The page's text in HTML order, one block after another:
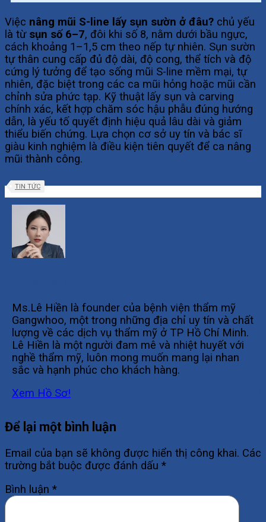
Việc nâng mũi S-line lấy sụn sườn ở đâu? chủ yếu
là từ sụn số 6–7, đôi khi số 8, nằm dưới bầu ngực,
cách khoảng 1–1,5 cm theo nếp tự nhiên. Sụn sườn
tự thân cung cấp đủ độ dài, độ cong, thể tích và độ
cứng lý tưởng để tạo sống mũi S-line mềm mại, tự
nhiên, đặc biệt trong các ca mũi hỏng hoặc mũi cần
chỉnh sửa phức tạp. Kỹ thuật lấy sụn và carving
chính xác, kết hợp chăm sóc hậu phẫu đúng hướng
dẫn, là yếu tố quyết định hiệu quả lâu dài và giảm
thiểu biến chứng. Lựa chọn cơ sở uy tín và bác sĩ
giàu kinh nghiệm là điều kiện tiên quyết để ca nâng
mũi thành công.
TIN TỨC
Ms.Lê Hiền là founder của bệnh viện thẩm mỹ
Gangwhoo, một trong những địa chỉ uy tín và chất
lượng về các dịch vụ thẩm mỹ ở TP Hồ Chí Minh.
Lê Hiền là một người đam mê và nhiệt huyết với
nghề thẩm mỹ, luôn mong muốn mang lại nhan
sắc và hạnh phúc cho khách hàng.
Xem Hồ Sơ!
Để lại một bình luận
Email của bạn sẽ không được hiển thị công khai. Các
trường bắt buộc được đánh dấu *
Bình luận *